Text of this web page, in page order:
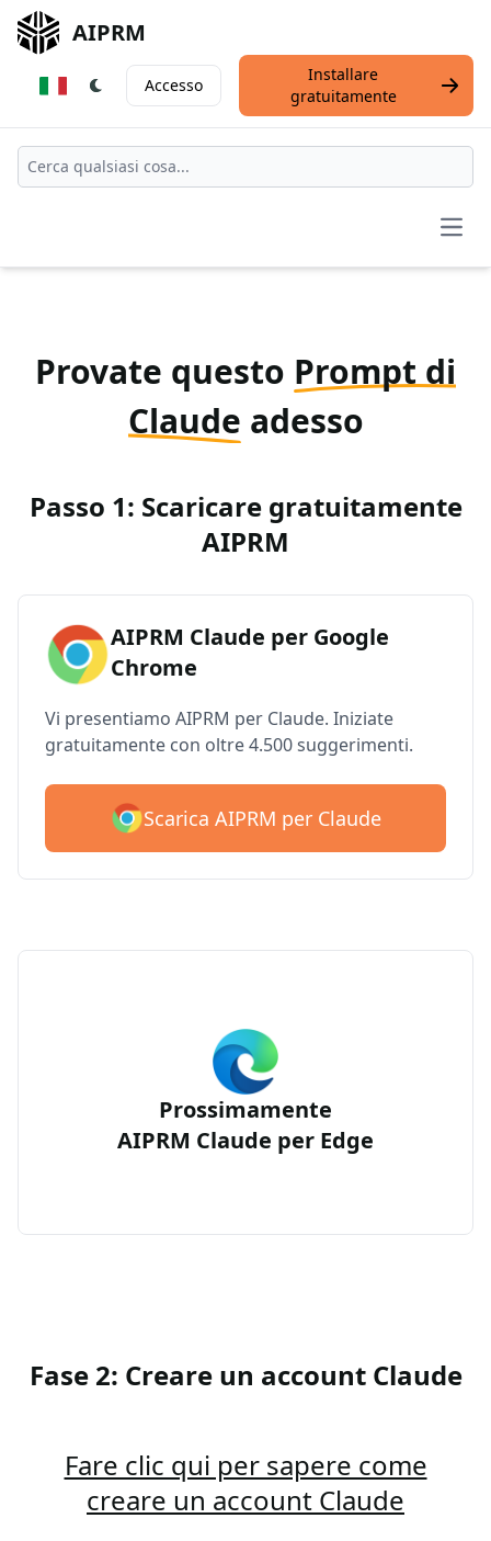
AIPRM
Accesso
Installare
gratuitamente
Provate questo Prompt di
Claude adesso
Passo 1: Scaricare gratuitamente
AIPRM
AIPRM Claude per Google
Chrome
Vi presentiamo AIPRM per Claude. Iniziate
gratuitamente con oltre 4.500 suggerimenti.
Scarica AIPRM per Claude
Prossimamente
AIPRM Claude per Edge
Fase 2: Creare un account Claude
Fare clic qui per sapere come
creare un account Claude